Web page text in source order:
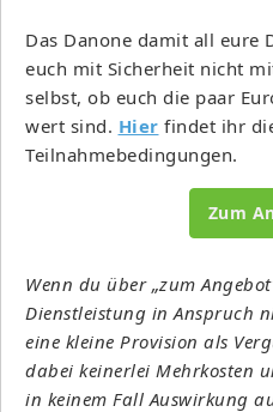
Das Danone damit all eure
euch mit Sicherheit nicht
selbst, ob euch die paar
wert sind. Hier findet ihr
Teilnahmebedingungen.
Zum
Wenn du über „zum
Dienstleistung in Anspruch
eine kleine Provision als
dabei keinerlei Mehrkosten
in keinem Fall Auswirkung